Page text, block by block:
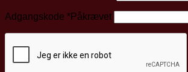
Adgangskode *Påkrævet